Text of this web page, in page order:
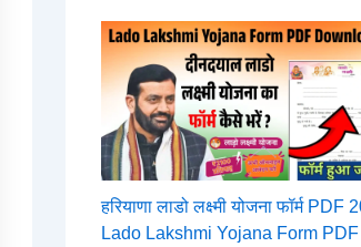
हरियाणा लाडो लक्ष्मी योजना फॉर्म PDF
Lado Lakshmi Yojana Form PDF